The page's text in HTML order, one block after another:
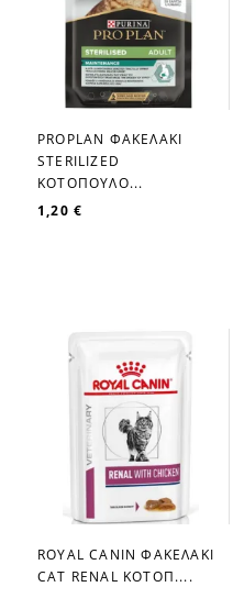
favorite_border
PROPLAN ΦΑΚΕΛΑΚΙ
STERILIZED
ΚΟΤΟΠΟΥΛΟ...
1,20 €
favorite_border
ROYAL CANIN ΦΑΚΕΛΑΚΙ
CAT RENAL ΚΟΤΟΠ....